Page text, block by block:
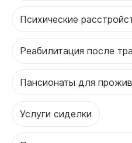
Психические
Реабилитация после
Пансионаты для
Услуги сиделки